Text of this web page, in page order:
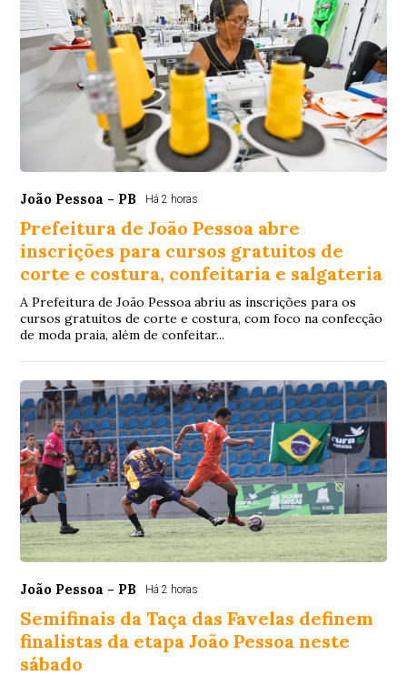
João Pessoa - PB Há 2 horas
Prefeitura de João Pessoa abre
inscrições para cursos gratuitos de
corte e costura, confeitaria e salgateria
A Prefeitura de João Pessoa abriu as inscrições para os
cursos gratuitos de corte e costura, com foco na confecção
de moda praia, além de confeitar...
João Pessoa - PB Há 2 horas
Semifinais da Taça das Favelas definem
finalistas da etapa João Pessoa neste
sábado